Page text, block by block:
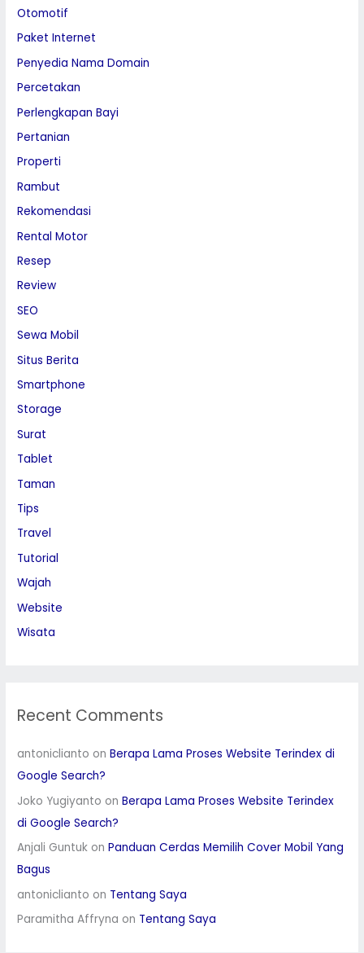
Otomotif
Paket Internet
Penyedia Nama Domain
Percetakan
Perlengkapan Bayi
Pertanian
Properti
Rambut
Rekomendasi
Rental Motor
Resep
Review
SEO
Sewa Mobil
Situs Berita
Smartphone
Storage
Surat
Tablet
Taman
Tips
Travel
Tutorial
Wajah
Website
Wisata
Recent Comments
antoniclianto onBerapa Lama Proses Website Terindex di
Google Search?
Joko Yugiyanto onBerapa Lama Proses Website Terindex
di Google Search?
Anjali Guntuk onPanduan Cerdas Memilih Cover Mobil Yang
Bagus
antoniclianto on Tentang Saya
Paramitha Affryna on Tentang Saya